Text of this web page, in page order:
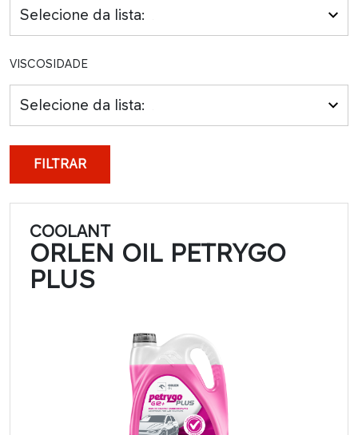
Selecione da lista:
VISCOSIDADE
Selecione da lista:
FILTRAR
COOLANT
ORLEN OIL PETRYGO
PLUS